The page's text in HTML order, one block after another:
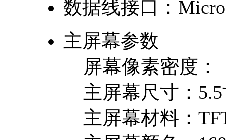
数据线接口：
主屏幕参数
屏幕像素密度：
主屏幕尺寸：
主屏幕材料：